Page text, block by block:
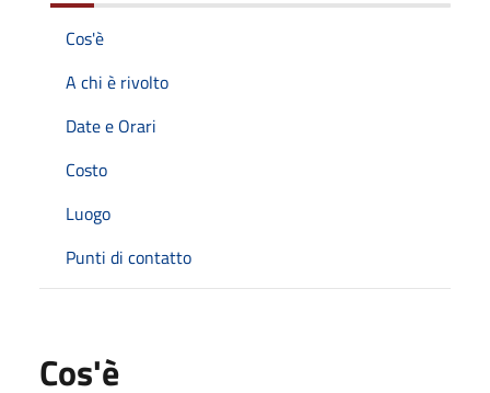
Cos'è
A chi è rivolto
Date e Orari
Costo
Luogo
Punti di contatto
Cos'è